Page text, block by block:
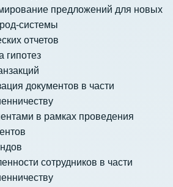
предложений для новых
системы
отчетов
гипотез
документов в части
в рамках проведения
сотрудников в части